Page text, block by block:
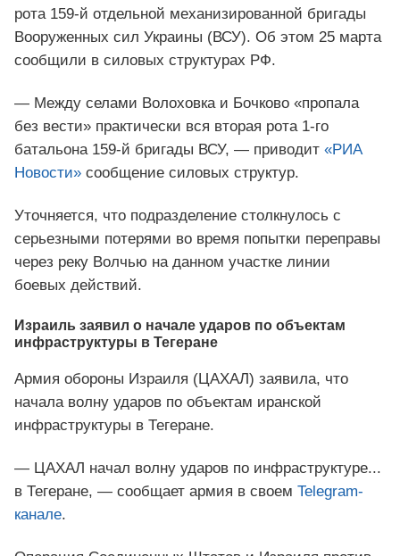
рота 159-й отдельной механизированной бригады
Вооруженных сил Украины (ВСУ). Об этом 25 марта
сообщили в силовых структурах РФ.
— Между селами Волоховка и Бочково «пропала
без вести» практически вся вторая рота 1-го
батальона 159-й бригады ВСУ, — приводит «РИА
Новости» сообщение силовых структур.
Уточняется, что подразделение столкнулось с
серьезными потерями во время попытки переправы
через реку Волчью на данном участке линии
боевых действий.
Израиль заявил о начале ударов по объектам
инфраструктуры в Тегеране
Армия обороны Израиля (ЦАХАЛ) заявила, что
начала волну ударов по объектам иранской
инфраструктуры в Тегеране.
— ЦАХАЛ начал волну ударов по инфраструктуре...
в Тегеране, — сообщает армия в своем Telegram-
канале.